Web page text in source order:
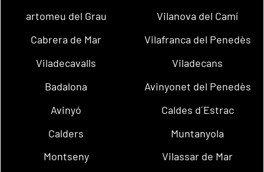
artomeu del Grau
Vilanova del Camí
Cabrera de Mar
Vilafranca del Penedès
Viladecavalls
Viladecans
Badalona
Avinyonet del Penedès
Avinyó
Caldes d´Estrac
Calders
Muntanyola
Montseny
Vilassar de Mar